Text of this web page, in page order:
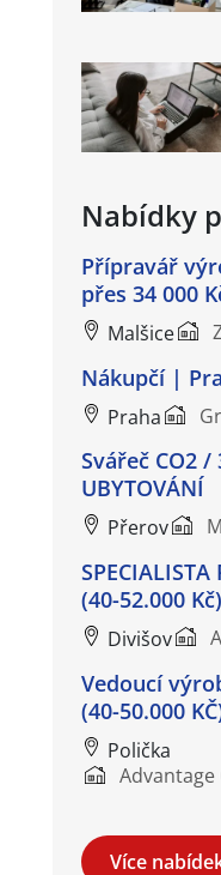
Nabídky
Přípravář
přes 34 000
Malšice
Nákupčí |
Praha
Svářeč CO2 /
UBYTOVÁNÍ
Přerov
(40-52.000 Kč)
Divišov
Vedoucí
(40-50.000
Polička
Advantage
Více